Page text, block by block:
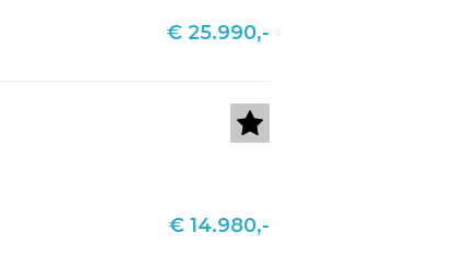
€ 25.990,-
€ 14.980,-